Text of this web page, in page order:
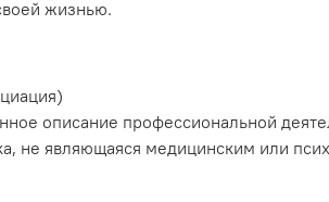
жизнью.
описание профессиональной
не являющаяся медицинским или